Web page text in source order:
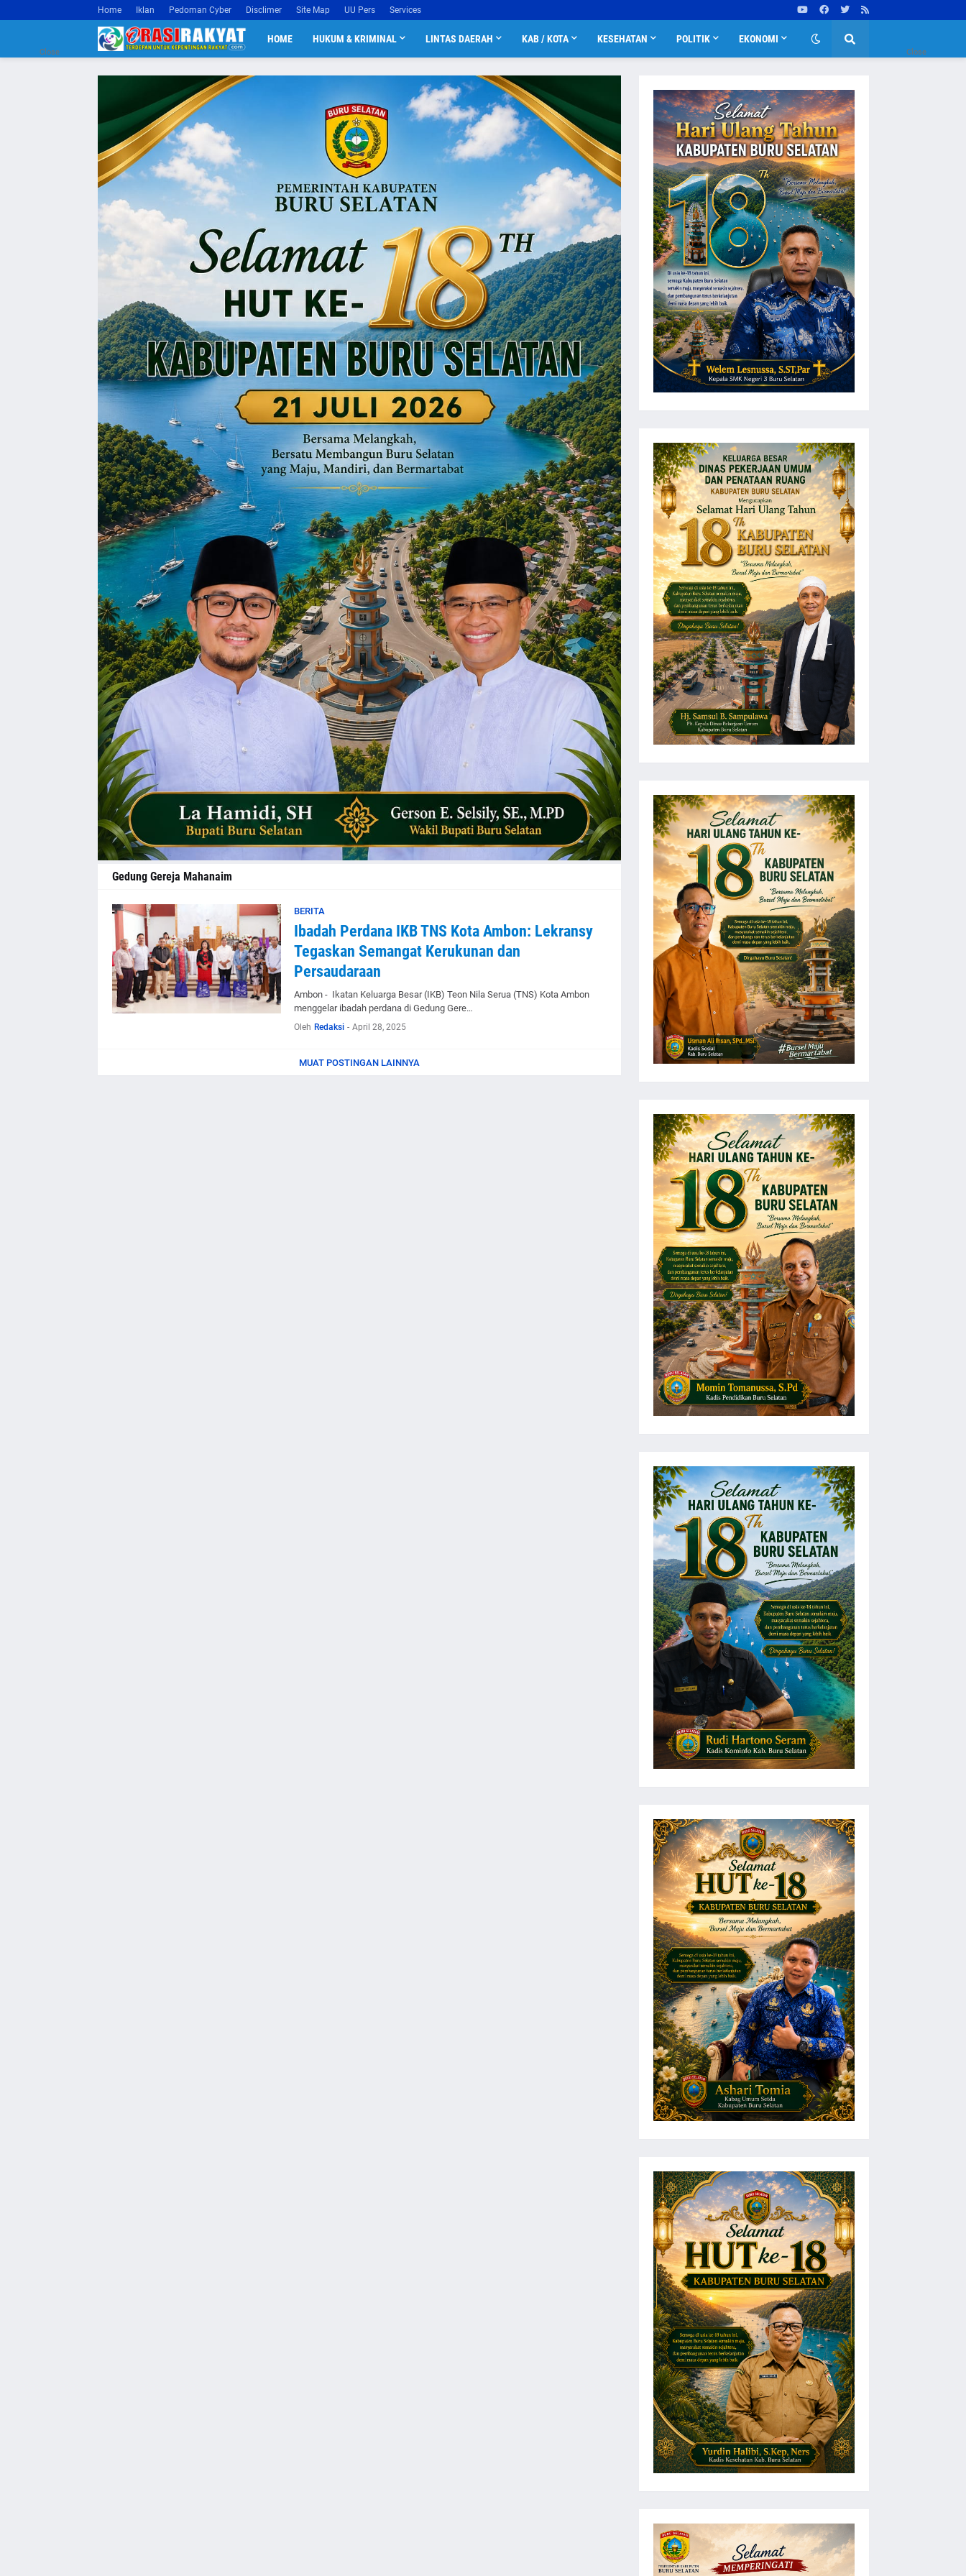
Close Close
Home Iklan Pedoman Cyber Disclimer Site Map UU Pers Services
HOME HUKUM & KRIMINAL LINTAS DAERAH KAB / KOTA KESEHATAN POLITIK EKONOMI
Gedung Gereja Mahanaim
BERITA
Ibadah Perdana IKB TNS Kota Ambon: Lekransy
Tegaskan Semangat Kerukunan dan
Persaudaraan
Ambon - Ikatan Keluarga Besar (IKB) Teon Nila Serua (TNS) Kota Ambon
menggelar ibadah perdana di Gedung Gere…
Oleh Redaksi - April 28, 2025
MUAT POSTINGAN LAINNYA